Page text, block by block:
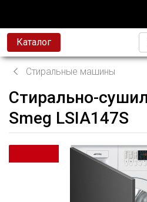
Каталог
Стиральные машины
Стирально-
Smeg LSIA147S